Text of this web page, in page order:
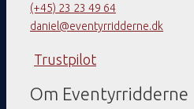
(+45) 23 23 49 64
daniel@eventyrridderne.dk
Trustpilot
Om Eventyrridderne